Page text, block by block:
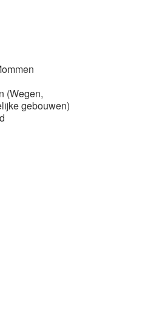
(Wegen,
gebouwen)